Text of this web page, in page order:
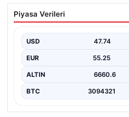
Manchester United
Altay Bayındır’ın yeni
Piyasa Verileri
USD 47.74
EUR 55.25
ALTIN 6660.6
BTC 3094321